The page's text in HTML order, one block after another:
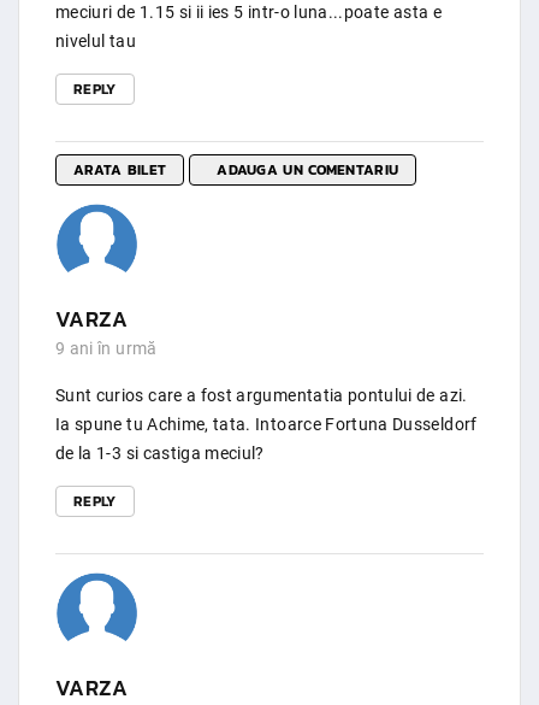
meciuri de 1.15 si ii ies 5 intr-o luna...poate asta e
nivelul tau
REPLY
ARATA BILET ADAUGA UN COMENTARIU
VARZA
9 ani în urmă
Sunt curios care a fost argumentatia pontului de azi.
Ia spune tu Achime, tata. Intoarce Fortuna Dusseldorf
de la 1-3 si castiga meciul?
REPLY
VARZA